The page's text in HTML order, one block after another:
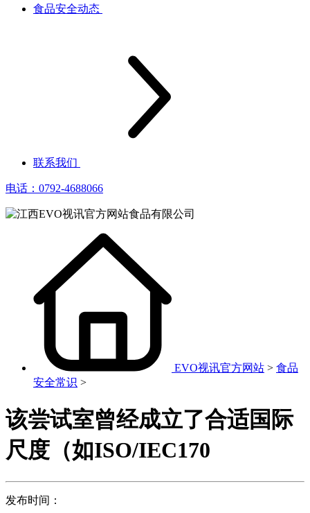
食品安全动态
联系我们
电话：0792-4688066
EVO视讯官方网站 > 食品
安全常识 >
该尝试室曾经成立了合适国际
尺度（如ISO/IEC170
发布时间：